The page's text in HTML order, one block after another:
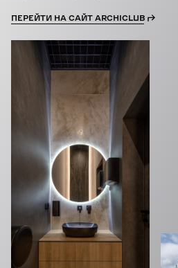
ПЕРЕЙТИ НА САЙТ ARCHICLUB